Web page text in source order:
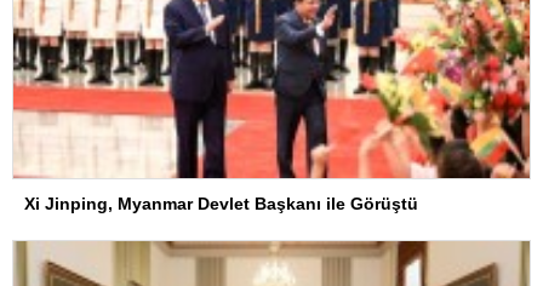
Xi Jinping, Myanmar Devlet Başkanı ile Görüştü